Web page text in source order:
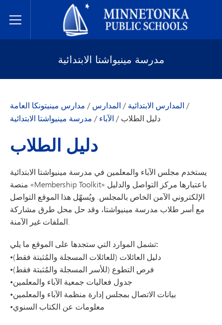
Toggle Menu
مدارس مينيتونكا العامة
مدرسة مينيواشتا الابتدائية
مدارس مينيتونكا العامة / المدارس / المدارس الابتدائية /
مدرسة مينيواشتا الابتدائية / الآباء / دليل الطلاب
دليل الطلاب
يستخدم مجلس الآباء والمعلمين في مدرسة مينيواشتا الابتدائية
منصة «Membership Toolkit» باعتبارها مركز التواصل والدليل
الإلكتروني الآمن الخاص بالمجلس. ويُسهّل هذا الموقع التواصل
مع أسر طلاب مدرسة مينيواشتا، وقد حل محل طرق مشاركة
الملفات غير الآمنة.
تشمل الموارد التي ستجدها على الموقع ما يلي:
•دليل العائلات (للعائلات المسجلة والمُثبتة فقط)
•فرص التطوع (للأسر المسجلة والمُثبتة فقط)
•جدول فعاليات جمعية الآباء والمعلمين
•بيانات الاتصال بمجلس إدارة منظمة الآباء والمعلمين
•معلومات عن الكتاب السنوي